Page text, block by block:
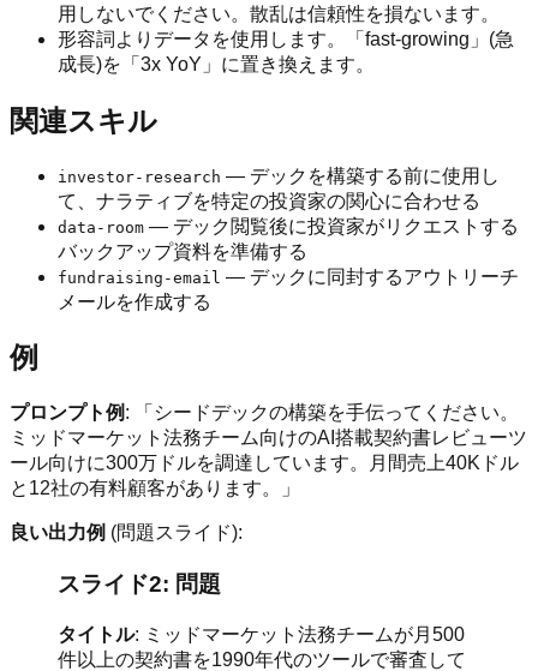
用しないでください。散乱は信頼性を損ないます。
形容詞よりデータを使用します。「fast-growing」(急
成長)を「3x YoY」に置き換えます。
関連スキル
investor-research — デックを構築する前に使用し
て、ナラティブを特定の投資家の関心に合わせる
data-room — デック閲覧後に投資家がリクエストする
バックアップ資料を準備する
fundraising-email — デックに同封するアウトリーチ
メールを作成する
例
プロンプト例 : 「シードデックの構築を手伝ってください。
ミッドマーケット法務チーム向けのAI搭載契約書レビューツ
ール向けに300万ドルを調達しています。月間売上40Kドル
と12社の有料顧客があります。」
良い出力例 (問題スライド):
スライド2: 問題
タイトル: ミッドマーケット法務チームが月500
件以上の契約書を1990年代のツールで審査して